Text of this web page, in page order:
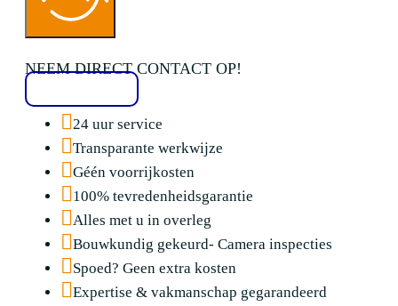
NEEM DIRECT CONTACT OP!
24 uur service
Transparante werkwijze
Géén voorrijkosten
100% tevredenheidsgarantie
Alles met u in overleg
Bouwkundig gekeurd- Camera inspecties
Spoed? Geen extra kosten
Expertise & vakmanschap gegarandeerd